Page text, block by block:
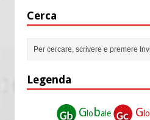
Cerca
Legenda
G lobale G lo